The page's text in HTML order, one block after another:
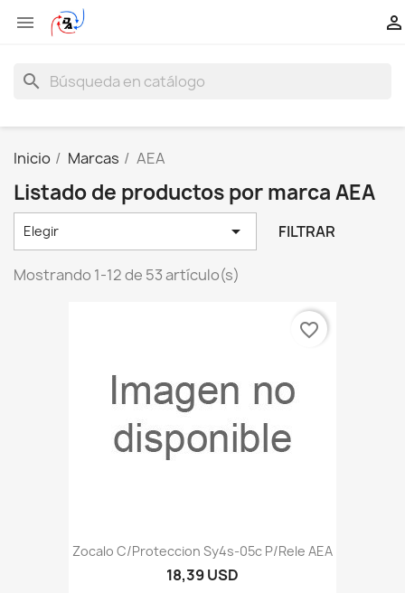
 
search
Inicio Marcas AEA
Listado de productos por marca AEA
Elegir  FILTRAR
Mostrando 1-12 de 53 artículo(s)
Zocalo C/proteccion Sy4s-05c P/rele AEA
18,39 USD
favorite_border